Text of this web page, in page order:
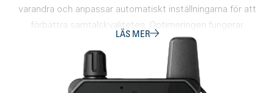
varandra och anpassar automatiskt inställningarna för att
förbättra samtalskvaliteten. Optimeringen fungerar
oberoende av aktuell kombination av kontrollenhet (CT-
MultiPTT), anslutet headset och
radio/kommunikationsenheter.
CT-ComLink® medför också att kablar och enheter
LÄS MER